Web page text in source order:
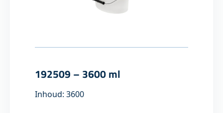
192509 – 3600 ml
Inhoud: 3600